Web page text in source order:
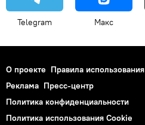
Telegram Макс
О проекте Правила использования
Реклама Пресс-центр
Политика конфиденциальности
Политика использования Cookie